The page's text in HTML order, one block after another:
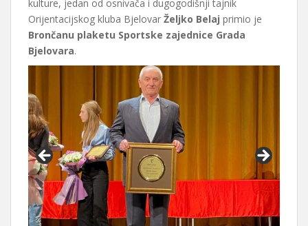
kulture, jedan od osnivača i dugogodišnji tajnik
Orijentacijskog kluba Bjelovar Željko Belaj primio je
Brončanu plaketu Sportske zajednice Grada
Bjelovara.